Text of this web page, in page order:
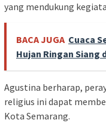
yang mendukung
BACA JUGA Cuaca
Hujan Ringan Siang
Agustina berharap,
religius ini dapat
Kota Semarang.